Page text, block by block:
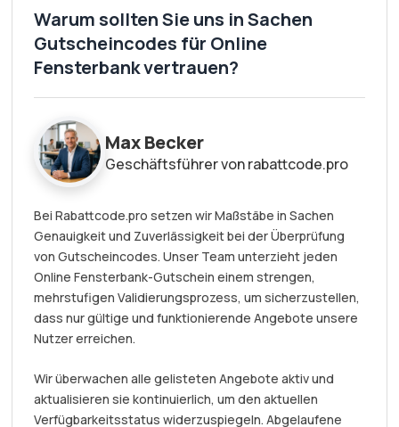
Warum sollten Sie uns in Sachen
Gutscheincodes für Online
Fensterbank vertrauen?
Max Becker
Geschäftsführer von rabattcode.pro
Bei Rabattcode.pro setzen wir Maßstäbe in Sachen
Genauigkeit und Zuverlässigkeit bei der Überprüfung
von Gutscheincodes. Unser Team unterzieht jeden
Online Fensterbank-Gutschein einem strengen,
mehrstufigen Validierungsprozess, um sicherzustellen,
dass nur gültige und funktionierende Angebote unsere
Nutzer erreichen.
Wir überwachen alle gelisteten Angebote aktiv und
aktualisieren sie kontinuierlich, um den aktuellen
Verfügbarkeitsstatus widerzuspiegeln. Abgelaufene